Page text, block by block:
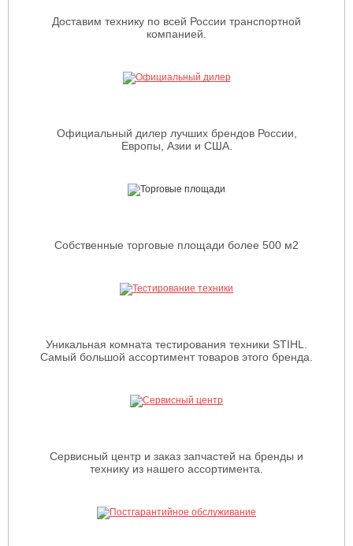
Доставим технику по всей России транспортной
компанией.
Официальный дилер лучших брендов России,
Европы, Азии и США.
Собственные торговые площади более 500 м2
Уникальная комната тестирования техники STIHL.
Самый большой ассортимент товаров этого бренда.
Сервисный центр и заказ запчастей на бренды и
технику из нашего ассортимента.